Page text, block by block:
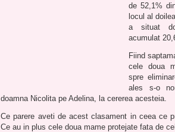
de 52,1%
locul al
a situat
acumulat
Fiind
cele doua
spre
ales s-o
doamna Nicolita pe Adelina, la cererea acesteia.
Ce parere aveti de acest clasament in ceea ce
Ce au in plus cele doua mame protejate fata de